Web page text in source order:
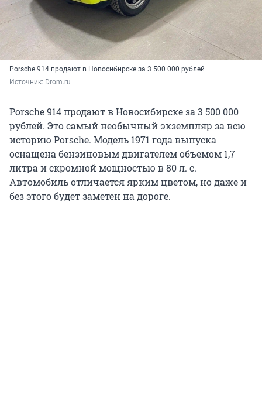
Porsche 914 продают в Новосибирске за 3 500 000 рублей
Источник: Drom.ru
Porsche 914 продают в Новосибирске за 3 500 000
рублей. Это самый необычный экземпляр за всю
историю Porsche. Модель 1971 года выпуска
оснащена бензиновым двигателем объемом 1,7
литра и скромной мощностью в 80 л. с.
Автомобиль отличается ярким цветом, но даже и
без этого будет заметен на дороге.